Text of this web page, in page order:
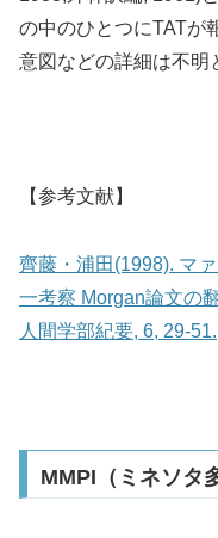
の中のひとつにTATが
意図などの詳細は不明
【参考文献】
齊藤・浦田(1998). マ
一考察 Morgan論文の
人間学部紀要, 6, 29-51.
MMPI（ミネソタ